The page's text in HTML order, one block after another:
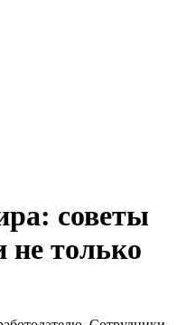
советы
не только